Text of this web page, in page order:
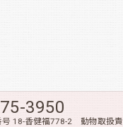
3950
号 18-香健福778-2 動物取扱